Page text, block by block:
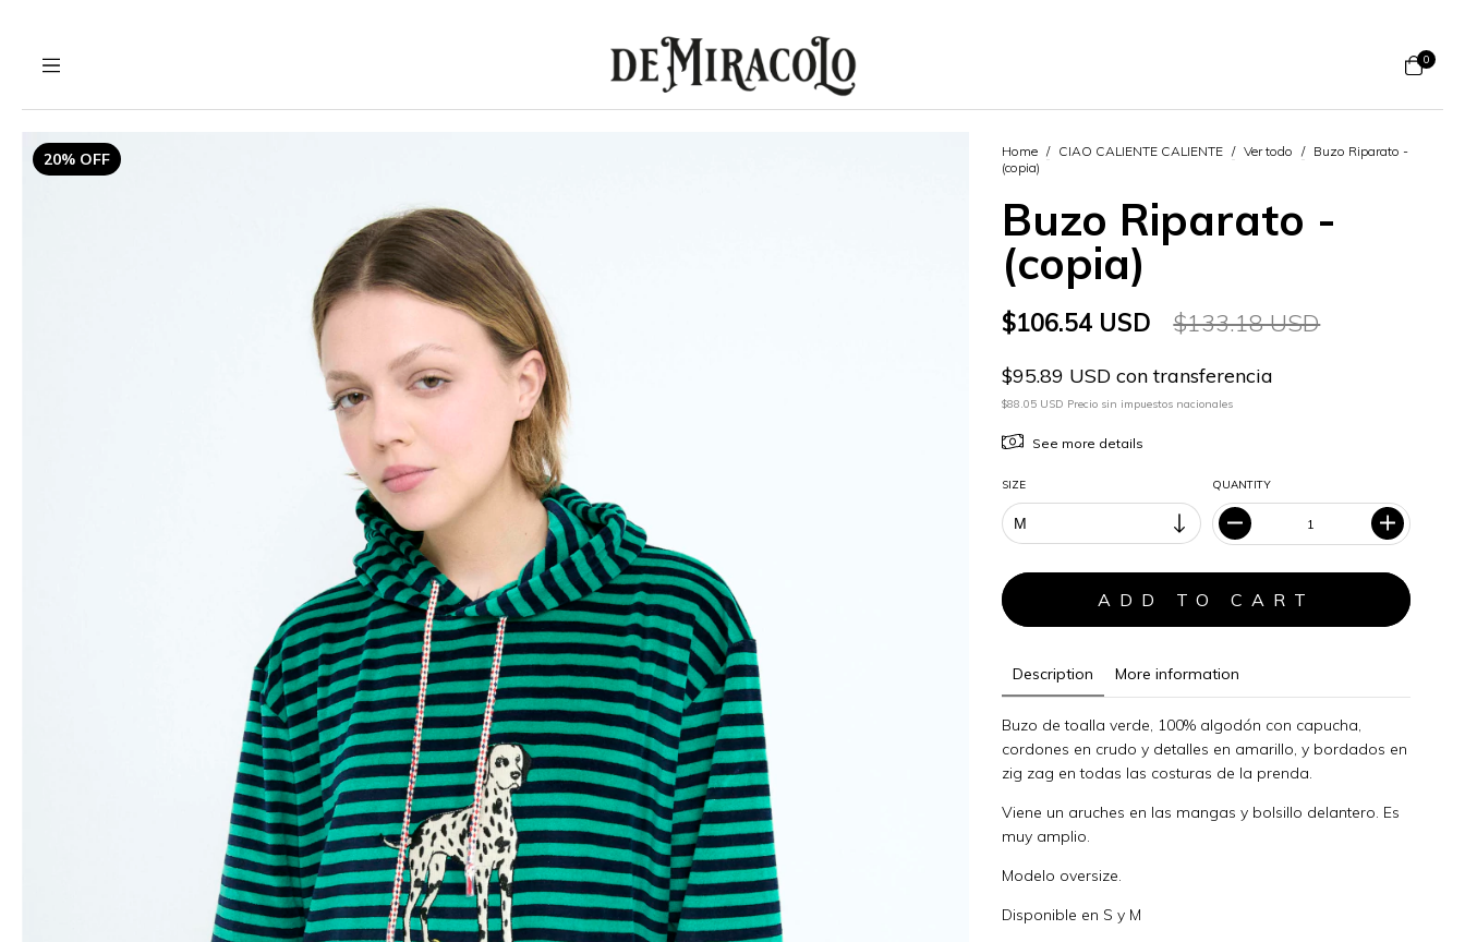
0
20% OFF Home / CIAO CALIENTE CALIENTE / Ver todo / Buzo Riparato -
(copia)
Buzo Riparato -
(copia)
$106.54 USD $133.18 USD
$95.89 USD con transferencia
$88.05 USD Precio sin impuestos nacionales
See more details
SIZE QUANTITY
Description More information
Buzo de toalla verde, 100% algodón con capucha,
cordones en crudo y detalles en amarillo, y bordados en
zig zag en todas las costuras de la prenda.
Viene un aruches en las mangas y bolsillo delantero. Es
muy amplio.
Modelo oversize.
Disponible en S y M